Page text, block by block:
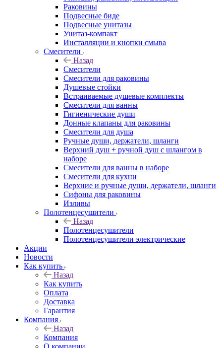
Раковины
Подвесные биде
Подвесные унитазы
Унитаз-компакт
Инсталляции и кнопки смыва
Смесители
Назад
Смесители
Смесители для раковины
Душевые стойки
Встраиваемые душевые комплекты
Смесители для ванны
Гигиенические души
Донные клапаны для раковины
Смесители для душа
Ручные души, держатели, шланги
Верхний душ + ручной душ с шлангом в
наборе
Смесители для ванны в наборе
Смесители для кухни
Верхние и ручные души, держатели, шланги
Сифоны для раковины
Изливы
Полотенцесушители
Назад
Полотенцесушители
Полотенцесушители электрические
Акции
Новости
Как купить
Назад
Как купить
Оплата
Доставка
Гарантия
Компания
Назад
Компания
О компании